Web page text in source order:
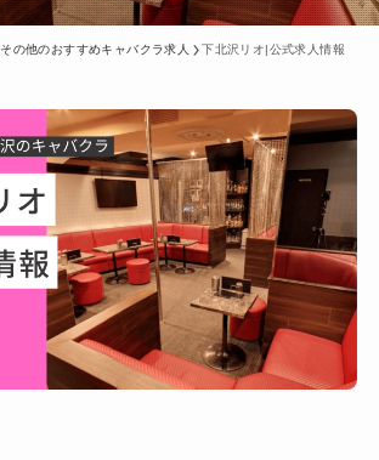
その他のおすすめキャバクラ求人 下北沢リオ|公式求人情報